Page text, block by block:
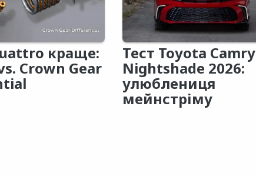
краще:
Crown Gear
Тест Toyota Camry
Nightshade 2026:
улюблениця
мейнстріму